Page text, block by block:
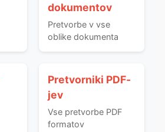
dokumentov
Pretvorbe v vse
oblike dokumenta
Pretvorniki PDF-
jev
Vse pretvorbe PDF
formatov